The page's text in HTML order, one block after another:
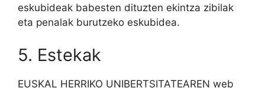
eskubideak babesten dituzten ekintza zibilak
eta penalak burutzeko eskubidea.
5. Estekak
EUSKAL HERRIKO UNIBERTSITATEAREN web